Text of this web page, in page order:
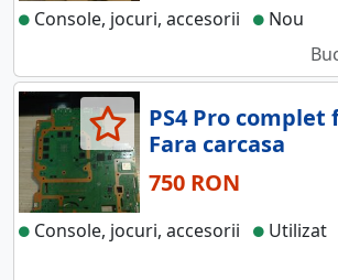
Console, jocuri, accesorii
Nou
PS4 Pro
Fara carcasa
750 RON
Console, jocuri, accesorii
Utilizat